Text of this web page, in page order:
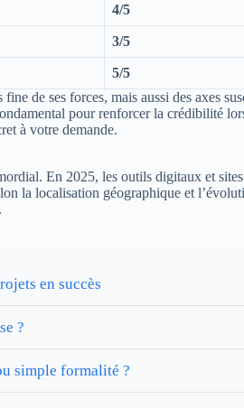
4/5
3/5
5/5
de ses forces, mais aussi des axes
pour renforcer la crédibilité
à votre demande.
En 2025, les outils digitaux et
la localisation géographique et
en succès
?
simple formalité ?